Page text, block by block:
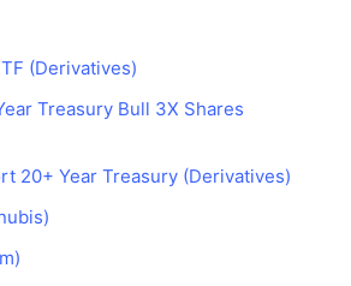
(Derivatives)
Treasury Bull 3X Shares
20+ Year Treasury (Derivatives)